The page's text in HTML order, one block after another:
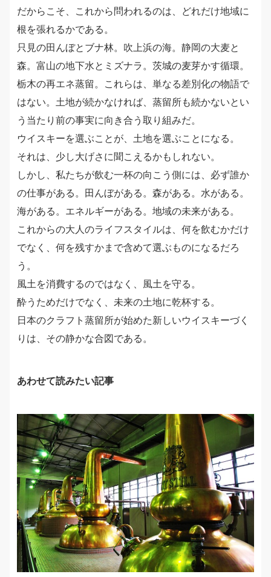
だからこそ、これから問われるのは、どれだけ地域に
根を張れるかである。
只見の田んぼとブナ林。吹上浜の海。静岡の大麦と
森。富山の地下水とミズナラ。茨城の麦芽かす循環。
栃木の再エネ蒸留。これらは、単なる差別化の物語で
はない。土地が続かなければ、蒸留所も続かないとい
う当たり前の事実に向き合う取り組みだ。
ウイスキーを選ぶことが、土地を選ぶことになる。
それは、少し大げさに聞こえるかもしれない。
しかし、私たちが飲む一杯の向こう側には、必ず誰か
の仕事がある。田んぼがある。森がある。水がある。
海がある。エネルギーがある。地域の未来がある。
これからの大人のライフスタイルは、何を飲むかだけ
でなく、何を残すかまで含めて選ぶものになるだろ
う。
風土を消費するのではなく、風土を守る。
酔うためだけでなく、未来の土地に乾杯する。
日本のクラフト蒸留所が始めた新しいウイスキーづく
りは、その静かな合図である。
あわせて読みたい記事